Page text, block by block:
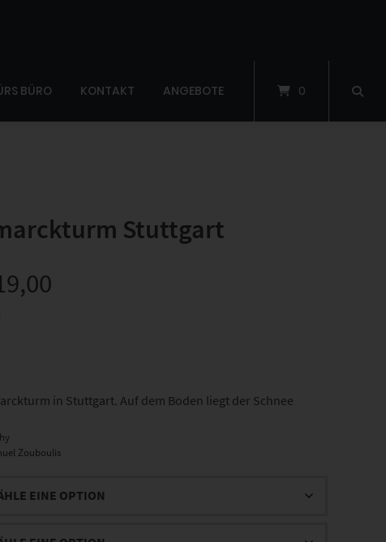
BÜRO KONTAKT ANGEBOTE 0
Stuttgart
in Stuttgart. Auf dem Boden liegt der Schnee
Zouboulis